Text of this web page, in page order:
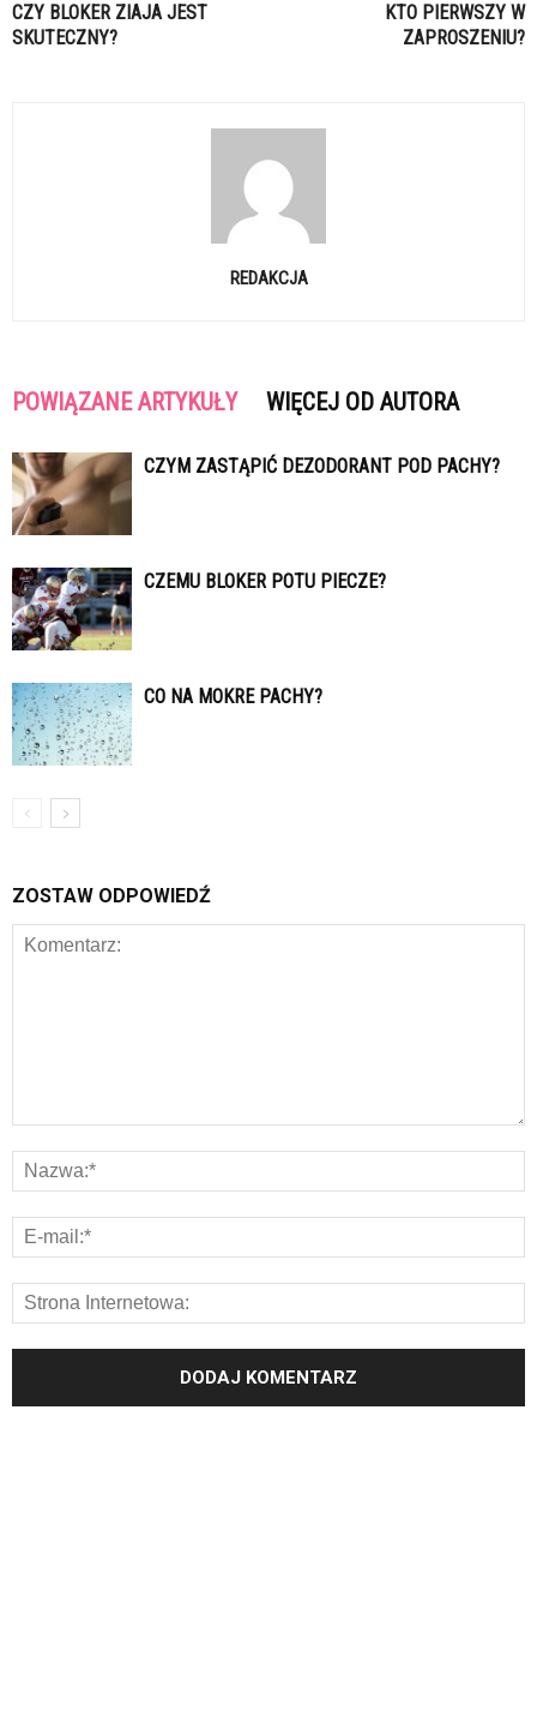
CZY BLOKER ZIAJA JEST
SKUTECZNY?
KTO PIERWSZY W
ZAPROSZENIU?
REDAKCJA
POWIĄZANE ARTYKUŁY WIĘCEJ OD AUTORA
CZYM ZASTĄPIĆ DEZODORANT POD PACHY?
CZEMU BLOKER POTU PIECZE?
CO NA MOKRE PACHY?
ZOSTAW ODPOWIEDŹ